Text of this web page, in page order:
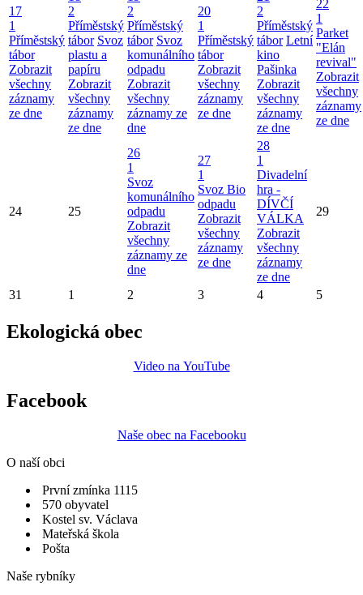
17
1
Příměstský
tábor
Zobrazit
všechny
záznamy
ze dne
2
Příměstský
tábor Svoz
plastu a
papíru
Zobrazit
všechny
záznamy
ze dne
2
Příměstský
tábor Svoz
komunálního
odpadu
Zobrazit
všechny
záznamy ze
dne
20
1
Příměstský
tábor
Zobrazit
všechny
záznamy
ze dne
2
Příměstský
tábor Letní
kino
Pašinka
Zobrazit
všechny
záznamy
ze dne
22
1
Parket
"Elán
revival"
Zobrazit
všechny
záznamy
ze dne
24 25
26
1
Svoz
komunálního
odpadu
Zobrazit
všechny
záznamy ze
dne
27
1
Svoz Bio
odpadu
Zobrazit
všechny
záznamy
ze dne
28
1
Divadelní
hra -
DÍVČÍ
VÁLKA
Zobrazit
všechny
záznamy
ze dne
29
31 1 2 3 4 5
Ekologická obec
Video na YouTube
Facebook
Naše obec na Facebooku
O naší obci
První zmínka 1115
570 obyvatel
Kostel sv. Václava
Mateřská škola
Pošta
Naše rybníky